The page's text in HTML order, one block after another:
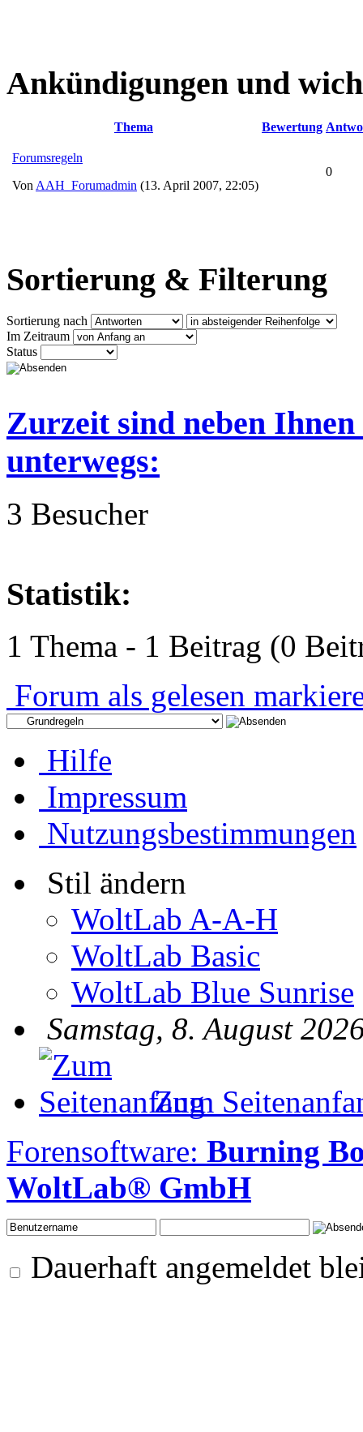
Ankündigungen und
Thema Bewertung
Forumsregeln
Von AAH_Forumadmin (13. April 2007, 22:05)
0
Sortierung & Filterung
Sortierung nach
Im Zeitraum
Status
Zurzeit sind neben
unterwegs:
3 Besucher
Statistik:
1 Thema - 1 Beitrag (0
Forum als gelesen
Hilfe
Impressum
Nutzungsbestimmungen
Stil ändern
WoltLab A-A-H
WoltLab Basic
WoltLab Blue Sunrise
Samstag, 8. August
Zum
Forensoftware: Burning
WoltLab® GmbH
Dauerhaft angemeldet